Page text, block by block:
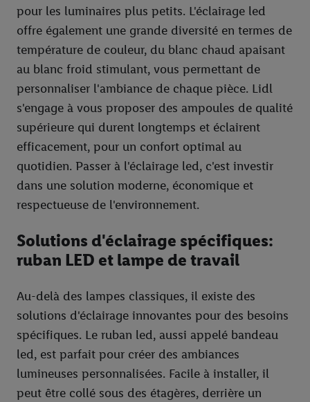
pour les luminaires plus petits. L'éclairage led
offre également une grande diversité en termes de
température de couleur, du blanc chaud apaisant
au blanc froid stimulant, vous permettant de
personnaliser l'ambiance de chaque pièce. Lidl
s'engage à vous proposer des ampoules de qualité
supérieure qui durent longtemps et éclairent
efficacement, pour un confort optimal au
quotidien. Passer à l'éclairage led, c'est investir
dans une solution moderne, économique et
respectueuse de l'environnement.
Solutions d'éclairage spécifiques:
ruban LED et lampe de travail
Au-delà des lampes classiques, il existe des
solutions d'éclairage innovantes pour des besoins
spécifiques. Le ruban led, aussi appelé bandeau
led, est parfait pour créer des ambiances
lumineuses personnalisées. Facile à installer, il
peut être collé sous des étagères, derrière un
individuelles et trouver de plus amples informations sur le
traitement des données.
En cliquant sur « Refuser », vous pouvez autoriser uniquement
l’utilisation des technologies nécessaires. En cliquant sur «
Accepter », vous autorisez tous les traitements pour toutes les
finalités susmentionnées. Vous trouverez de plus amples
informations sur la durée de conservation des données et votre
droit de révoquer votre consentement à tout moment avec effet
pour l’avenir dans notre déclaration relative à la protection des
données.Vous trouverez les impressions ici.